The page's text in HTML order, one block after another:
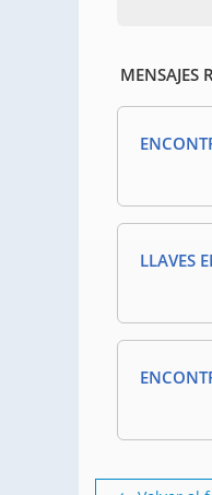
MENSAJES
LLAVES